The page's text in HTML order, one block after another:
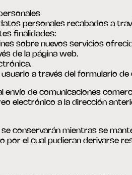
personales recabados a
finalidades:
sobre nuevos servicios
de la página web.
a través del formulario
envío de comunicaciones
electrónico a la dirección
conservarán mientras se
por el cual pudieran derivarse